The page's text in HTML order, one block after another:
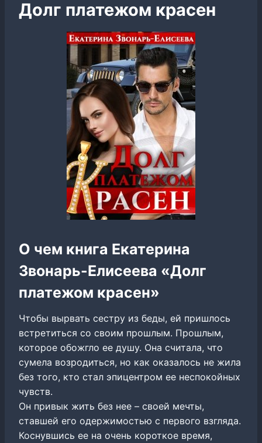
Долг платежом красен
О чем книга Екатерина
Звонарь-Елисеева «Долг
платежом красен»
Чтобы вырвать сестру из беды, ей пришлось
встретиться со своим прошлым. Прошлым,
которое обожгло ее душу. Она считала, что
сумела возродиться, но как оказалось не жила
без того, кто стал эпицентром ее неспокойных
чувств.
Он привык жить без нее – своей мечты,
ставшей его одержимостью с первого взгляда.
Коснувшись ее на очень короткое время,